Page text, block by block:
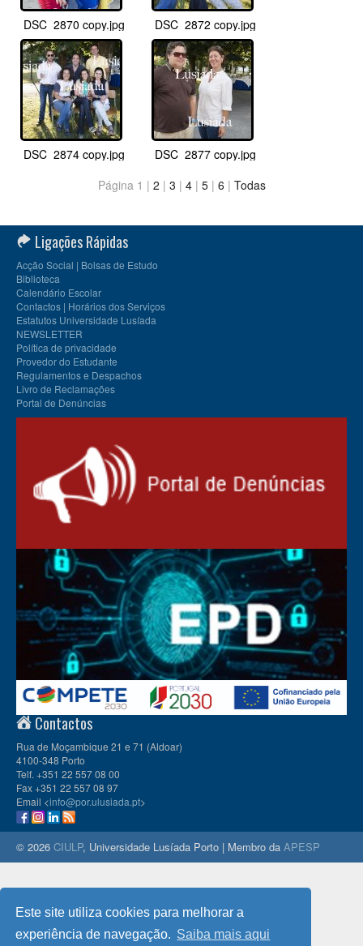
Este site utiliza cookies para melhorar a
experiência de navegação. Saiba mais aqui
DSC_2870 copy.jpg DSC_2872 copy.jpg
DSC_2874 copy.jpg
DSC_2877 copy.jpg
Página 1 | 2 | 3 | 4| 5| 6 | Todas
Ligações Rápidas
Acção Social | Bolsas de Estudo
Biblioteca
Calendário Escolar
Contactos | Horários dos Serviços
Estatutos Universidade Lusíada
NEWSLETTER
Política de privacidade
Provedor do Estudante
Regulamentos e Despachos
Livro de Reclamações
Portal de Denúncias
Contactos
Rua de Moçambique 21 e 71 (Aldoar)
4100-348 Porto
Telf. +351 22 557 08 00
Fax +351 22 557 08 97
Email <info@por.ulusiada.pt>
© 2026 CIULP, Universidade Lusíada Porto | Membro da APESP